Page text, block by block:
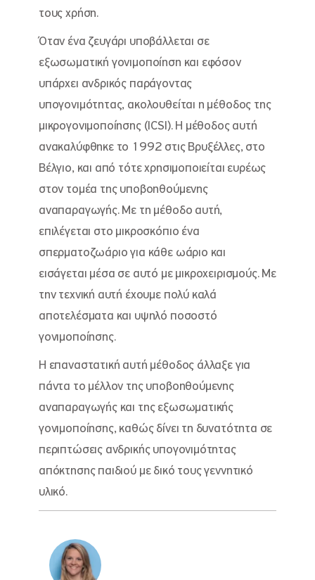
τους χρήση.
Όταν ένα ζευγάρι υποβάλλεται σε
εξωσωματική γονιμοποίηση και εφόσον
υπάρχει ανδρικός παράγοντας
υπογονιμότητας, ακολουθείται η μέθοδος της
μικρογονιμοποίησης (ICSI). Η μέθοδος αυτή
ανακαλύφθηκε το 1992 στις Βρυξέλλες, στο
Βέλγιο, και από τότε χρησιμοποιείται ευρέως
στον τομέα της υποβοηθούμενης
αναπαραγωγής. Με τη μέθοδο αυτή,
επιλέγεται στο μικροσκόπιο ένα
σπερματοζωάριο για κάθε ωάριο και
εισάγεται μέσα σε αυτό με μικροχειρισμούς. Με
την τεχνική αυτή έχουμε πολύ καλά
αποτελέσματα και υψηλό ποσοστό
γονιμοποίησης.
Η επαναστατική αυτή μέθοδος άλλαξε για
πάντα το μέλλον της υποβοηθούμενης
αναπαραγωγής και της εξωσωματικής
γονιμοποίησης, καθώς δίνει τη δυνατότητα σε
περιπτώσεις ανδρικής υπογονιμότητας
απόκτησης παιδιού με δικό τους γεννητικό
υλικό.